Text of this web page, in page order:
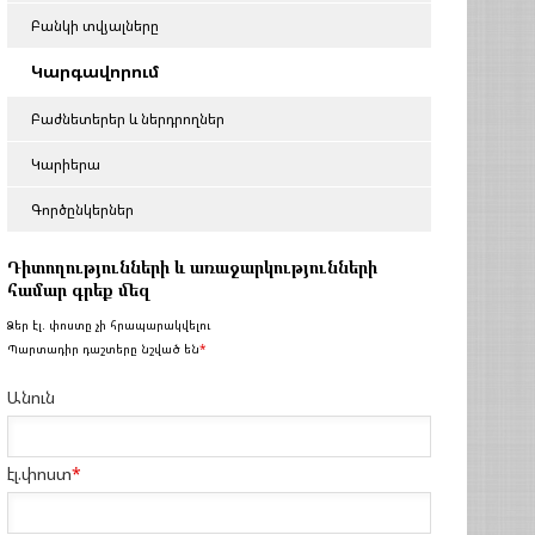
Բանկի տվյալները
Կարգավորում
Բաժնետերեր և ներդրողներ
Կարիերա
Գործընկերներ
Դիտողությունների և առաջարկությունների
համար գրեք մեզ
Ձեր էլ. փոստը չի հրապարակվելու
Պարտադիր դաշտերը նշված են*
Անուն
էլ.փոստ*